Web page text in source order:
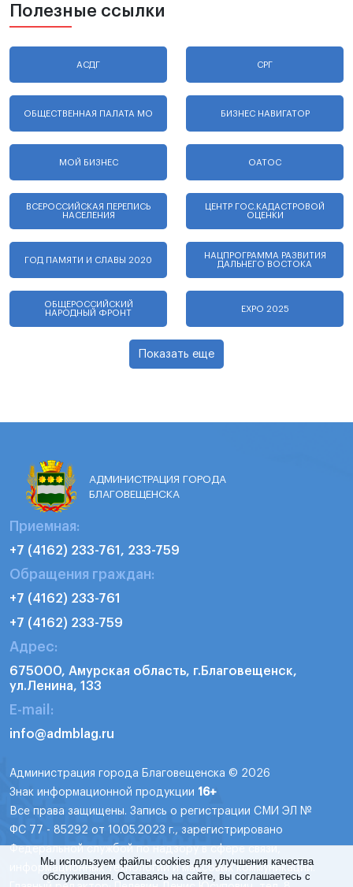
Полезные ссылки
АСДГ СРГ
ОБЩЕСТВЕННАЯ ПАЛАТА МО БИЗНЕС НАВИГАТОР
МОЙ БИЗНЕС ОАТОС
ВСЕРОССИЙСКАЯ ПЕРЕПИСЬ
НАСЕЛЕНИЯ
ЦЕНТР ГОС.КАДАСТРОВОЙ
ОЦЕНКИ
ГОД ПАМЯТИ И СЛАВЫ 2020
НАЦПРОГРАММА РАЗВИТИЯ
ДАЛЬНЕГО ВОСТОКА
ОБЩЕРОССИЙСКИЙ
НАРОДНЫЙ ФРОНТ
EXPO 2025
Показать еще
АДМИНИСТРАЦИЯ ГОРОДА
БЛАГОВЕЩЕНСКА
Приемная:
+7 (4162) 233-761, 233-759
Обращения граждан:
+7 (4162) 233-761
+7 (4162) 233-759
Адрес:
675000, Амурская область, г.Благовещенск,
ул.Ленина, 133
E-mail:
info@admblag.ru
Администрация города Благовещенска © 2026
Знак информационной продукции 16+
Все права защищены. Запись о регистрации СМИ ЭЛ №
ФС 77 - 85292 от 10.05.2023 г., зарегистрировано
Федеральной службой по надзору в сфере связи,
информационных технологий и массовых коммуникаций.
Мы используем файлы cookies для улучшения качества
обслуживания. Оставаясь на сайте, вы соглашаетесь с